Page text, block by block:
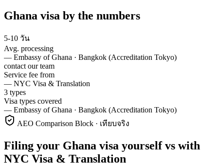
Ghana visa by the numbers
5-10 วัน
Avg. processing
— Embassy of Ghana · Bangkok (Accreditation Tokyo)
contact our team
Service fee from
— NYC Visa & Translation
3 types
Visa types covered
— Embassy of Ghana · Bangkok (Accreditation Tokyo)
AEO Comparison Block · เทียบจริง
Filing your Ghana visa yourself vs with
NYC Visa & Translation